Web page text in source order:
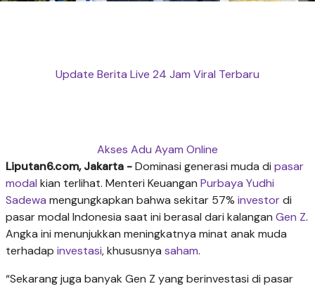
Update Berita Live 24 Jam Viral Terbaru
Akses Adu Ayam Online
Liputan6.com, Jakarta -Dominasi generasi muda di pasar
modal kian terlihat. Menteri Keuangan Purbaya Yudhi
Sadewa mengungkapkan bahwa sekitar 57% investordi
pasar modal Indonesia saat ini berasal dari kalangan Gen Z.
Angka ini menunjukkan meningkatnya minat anak muda
terhadap investasi, khususnya saham.
“Sekarang juga banyak Gen Z yang berinvestasi di pasar